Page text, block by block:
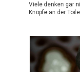
Viele denken gar
Knöpfe an der